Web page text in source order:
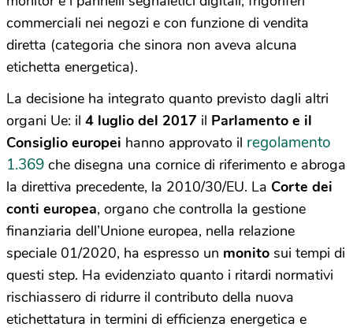
commerciali nei negozi e con funzione di vendita
diretta (categoria che sinora non aveva alcuna
etichetta energetica).
La decisione ha integrato quanto previsto dagli altri
organi Ue: il 4 luglio del 2017 il Parlamento e il
Consiglio europei hanno approvato il regolamento
1.369 che disegna una cornice di riferimento e abroga
la direttiva precedente, la 2010/30/EU. La Corte dei
conti europea, organo che controlla la gestione
finanziaria dell’Unione europea, nella relazione
speciale 01/2020, ha espresso un monito sui tempi di
questi step. Ha evidenziato quanto i ritardi normativi
rischiassero di ridurre il contributo della nuova
etichettatura in termini di efficienza energetica e